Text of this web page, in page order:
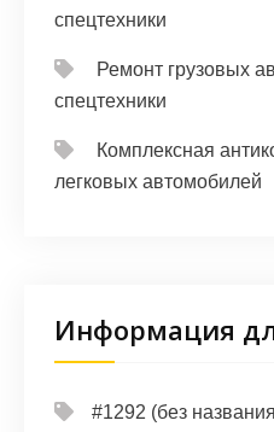
спецтехники
Ремонт грузовых
спецтехники
Комплексная
легковых автомобилей
Информация
#1292 (без